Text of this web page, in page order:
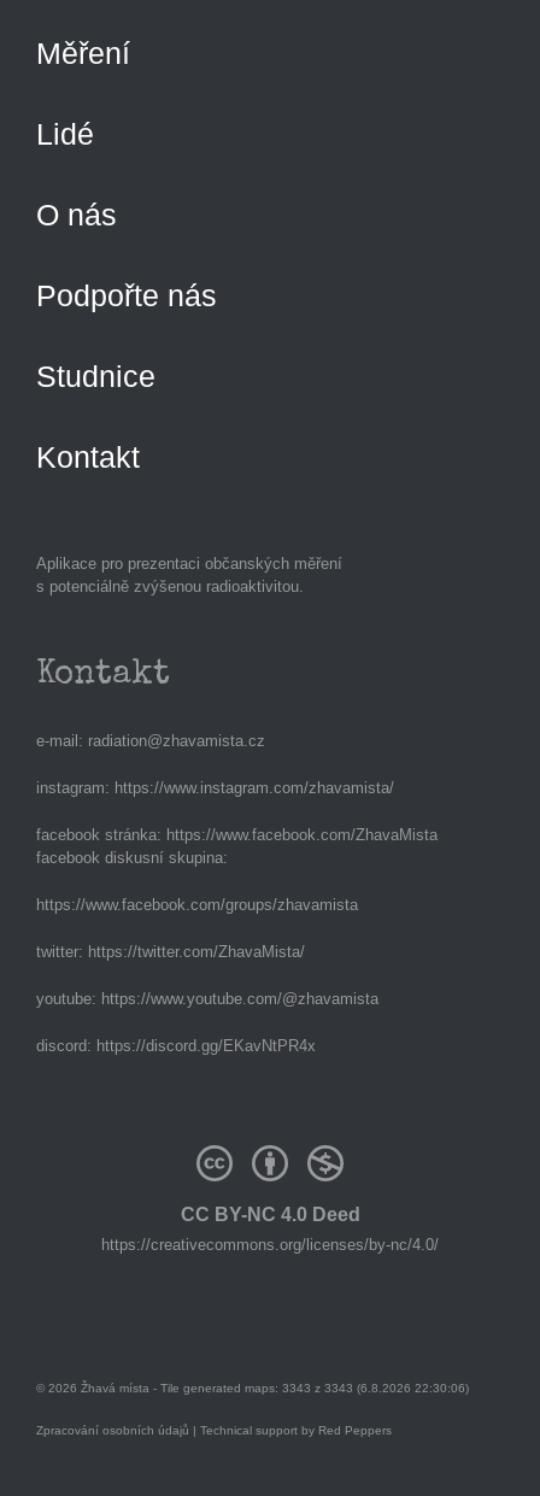
Aplikace pro prezentaci občanských měření
s potenciálně zvýšenou radioaktivitou.
Kontakt
e-mail: radiation@zhavamista.cz
instagram: https://www.instagram.com/zhavamista/
facebook stránka: https://www.facebook.com/ZhavaMista
facebook diskusní skupina:
https://www.facebook.com/groups/zhavamista
twitter: https://twitter.com/ZhavaMista/
youtube: https://www.youtube.com/@zhavamista
discord: https://discord.gg/EKavNtPR4x
Měření
Lidé
O nás
Podpořte nás
Studnice
Kontakt
CC BY-NC 4.0 Deed
https://creativecommons.org/licenses/by-nc/4.0/
© 2026 Žhavá místa - Tile generated maps: 3343 z 3343 (6.8.2026 22:30:06)
Zpracování osobních údajů | Technical support by Red Peppers